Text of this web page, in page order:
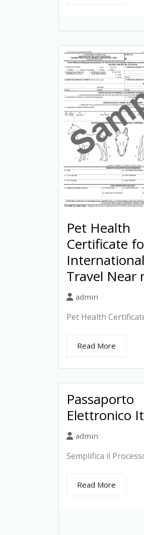
Pet Health
Certificate
International
Travel Near
admin
Pet Health
Read More
Passaporto
Elettronico
admin
Semplifica il
Read More